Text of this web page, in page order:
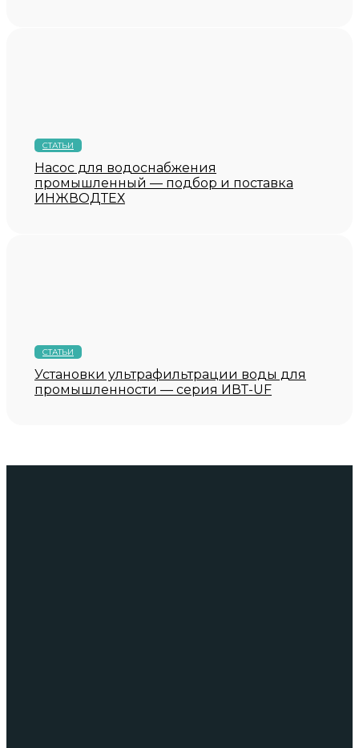
СТАТЬИ
Насос для водоснабжения
промышленный — подбор и поставка
ИНЖВОДТЕХ
СТАТЬИ
Установки ультрафильтрации воды для
промышленности — серия ИВТ-UF